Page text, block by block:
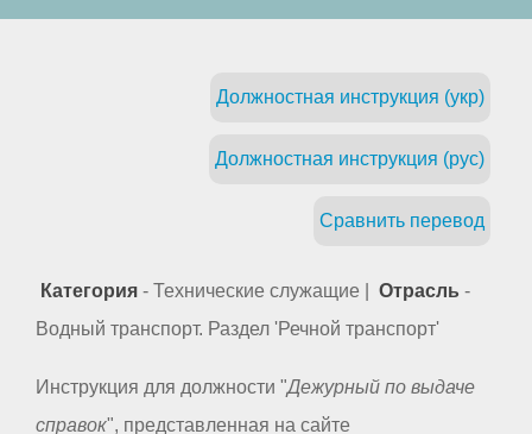
Должностная инструкция (укр)
Должностная инструкция (рус)
Сравнить перевод
Категория - Технические служащие | Отрасль -
Водный транспорт. Раздел 'Речной транспорт'
Инструкция для должности "Дежурный по выдаче
справок", представленная на сайте